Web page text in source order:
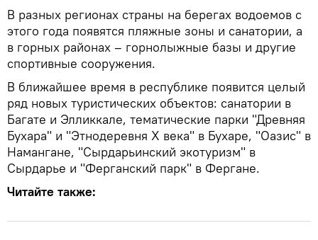
В разных регионах страны на берегах водоемов с
этого года появятся пляжные зоны и санатории, а
в горных районах – горнолыжные базы и другие
спортивные сооружения.
В ближайшее время в республике появится целый
ряд новых туристических объектов: санатории в
Багате и Элликкале, тематические парки "Древняя
Бухара" и "Этнодеревня Х века" в Бухаре, "Оазис" в
Намангане, "Сырдарьинский экотуризм" в
Сырдарье и "Ферганский парк" в Фергане.
Читайте также: